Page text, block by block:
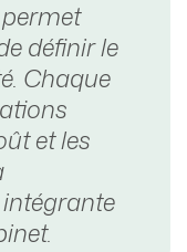
définir le
Chaque
et les